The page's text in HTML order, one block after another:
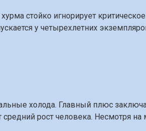
стойко игнорирует
у четырехлетних
холода. Главный плюс
рост человека. Несмотря